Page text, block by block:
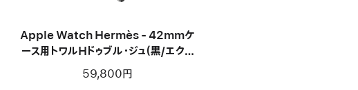
Apple Watch Hermès - 42mmケ
ース用トワルHドゥブル・ジュ（黒/エクリ
ュ）
59,800円